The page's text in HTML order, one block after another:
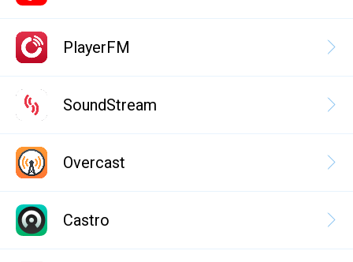
PlayerFM
SoundStream
Overcast
Castro